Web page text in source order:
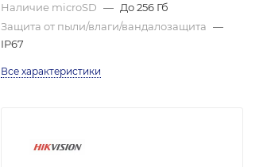
Наличие microSD — До 256 Гб
Защита от пыли/влаги/вандалозащита —
IP67
Все характеристики